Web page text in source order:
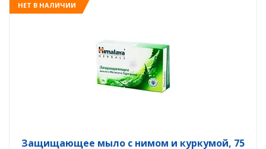
НЕТ В НАЛИЧИИ
Защищающее мыло с нимом и куркумой, 75